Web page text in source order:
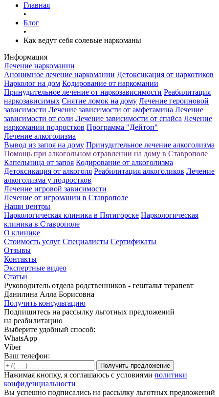
Главная
•
Блог
•
Как ведут себя солевые наркоманы
Информация
Лечение наркомании
Анонимное лечение наркомании Детоксикация от наркотиков
Нарколог на дом Кодирование от наркомании
Принудительное лечение от наркозависимости Реабилитация
наркозависимых Снятие ломок на дому Лечение героиновой
зависимости Лечение зависимости от амфетамина Лечение
зависимости от соли Лечение зависимости от спайса Лечение
наркомании подростков Программа "Дейтоп"
Лечение алкоголизма
Вывод из запоя на дому Принудительное лечение алкоголизма
Помощь при алкогольном отравлении на дому в Ставрополе
Капельница от запоя Кодирование от алкоголизма
Детоксикация от алкоголя Реабилитация алкоголиков Лечение
алкоголизма у подростков
Лечение игровой зависимости
Лечение от игромании в Ставрополе
Наши центры
Наркологическая клиника в Пятигорске Наркологическая
клиника в Ставрополе
О клинике
Стоимость услуг Специалисты Сертификаты
Отзывы
Контакты
Экспертные видео
Статьи
Руководитель отдела родственников - гештальт терапевт
Данилина Алла Борисовна
Получить консультацию
Подпишитесь на рассылку льготных предложений
на реабилитацию
Выберите удобный способ:
WhatsApp
Viber
Ваш телефон:
Нажимая кнопку, я соглашаюсь с условиями политики
конфиденциальности
Вы успешно подписались на рассылку льготных предложений